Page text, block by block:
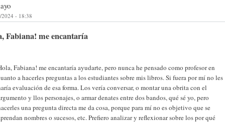
- 18:38
Fabiana! me encantaría
Fabiana! me encantaría ayudarte, pero nunca he pensado como profesor en
a hacerles preguntas a los estudiantes sobre mis libros. Si fuera por mí no les
evaluación de esa forma. Los vería conversar, o montar una obrita con el
y llos personajes, o armar denates entre dos bandos, qué sé yo, pero
una pregunta directa me da cosa, porque para mí no es objetivo que se
nombres o sucesos, etc. Prefiero analizar y reflexionar sobre los por qué